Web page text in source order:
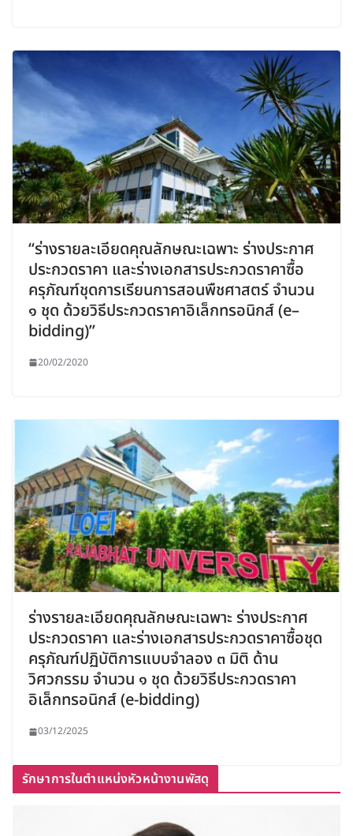
“ร่างรายละเอียดคุณลักษณะเฉพาะ ร่างประกาศ
ประกวดราคา และร่างเอกสารประกวดราคาซื้อ
ครุภัณฑ์ชุดการเรียนการสอนพืชศาสตร์ จำนวน
๑ ชุด ด้วยวิธีประกวดราคาอิเล็กทรอนิกส์ (e–
bidding)”
20/02/2020
ร่างรายละเอียดคุณลักษณะเฉพาะ ร่างประกาศ
ประกวดราคา และร่างเอกสารประกวดราคาซื้อชุด
ครุภัณฑ์ปฏิบัติการแบบจำลอง ๓ มิติ ด้าน
วิศวกรรม จำนวน ๑ ชุด ด้วยวิธีประกวดราคา
อิเล็กทรอนิกส์ (e-bidding)
03/12/2025
รักษาการในตำแหน่งหัวหน้างานพัสดุ